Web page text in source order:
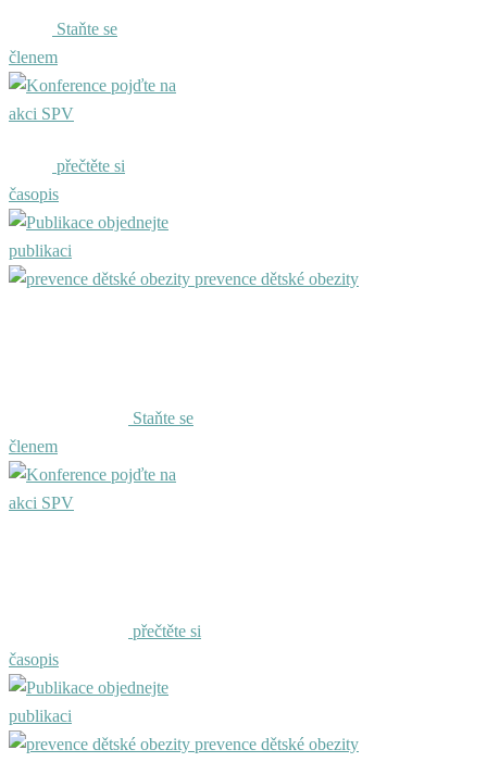
Staňte se
členem
pojďte na
akci SPV
přečtěte si
časopis
objednejte
publikaci
prevence dětské obezity
Staňte se
členem
pojďte na
akci SPV
přečtěte si
časopis
objednejte
publikaci
prevence dětské obezity